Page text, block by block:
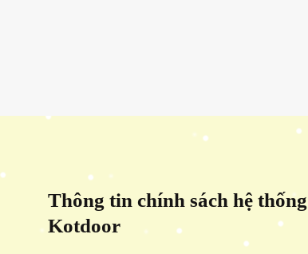
Thông tin chính sách hệ thống
Kotdoor